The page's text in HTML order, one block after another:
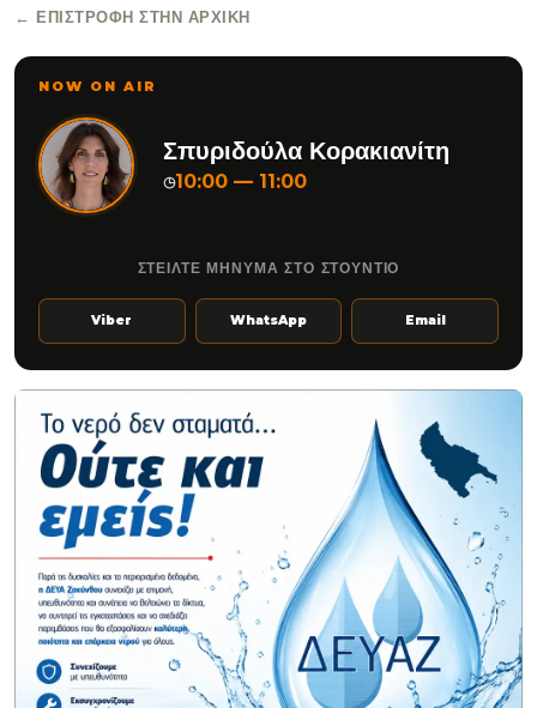
← ΕΠΙΣΤΡΟΦΉ ΣΤΗΝ ΑΡΧΙΚΉ
NOW ON AIR
Σπυριδούλα Κορακιανίτη
◷10:00 — 11:00
ΣΤΕΙΛΤΕ ΜΗΝΥΜΑ ΣΤΟ ΣΤΟΥΝΤΙΟ
Viber WhatsApp Email